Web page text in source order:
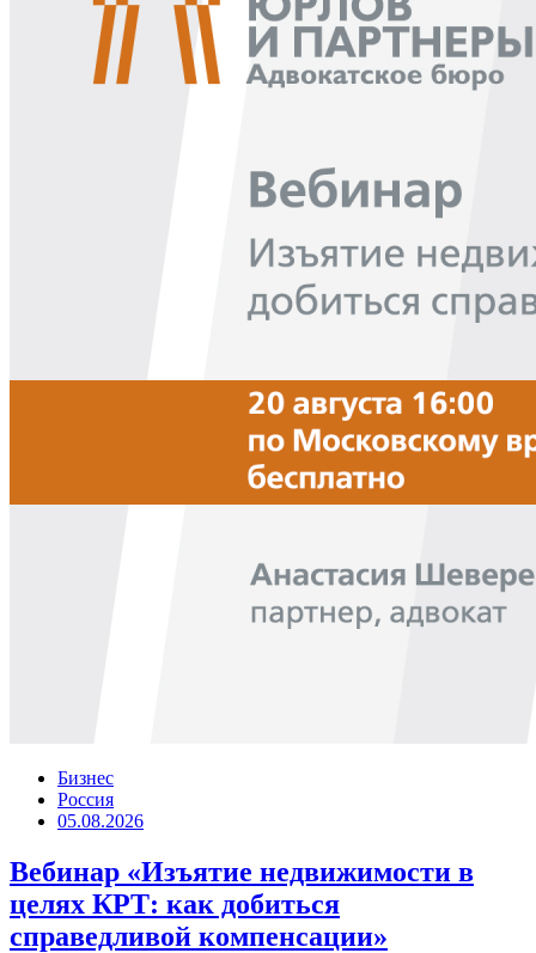
Бизнес
Россия
05.08.2026
Вебинар «Изъятие недвижимости в
целях КРТ: как добиться
справедливой компенсации»